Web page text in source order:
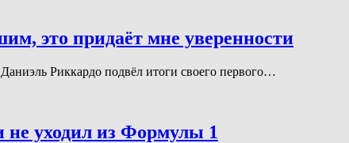
это придаёт мне уверенности
Риккардо подвёл итоги своего первого…
не уходил из Формулы 1